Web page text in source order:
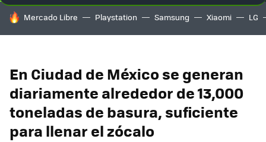
HOY SE HABLA DE
Mercado Libre Playstation Samsung Xiaomi LG
En Ciudad de México se generan
diariamente alrededor de 13,000
toneladas de basura, suficiente
para llenar el zócalo